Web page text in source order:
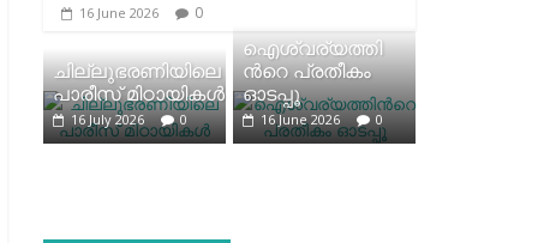
16 June 2026 0
ചില്ലുഭരണിയിലെ
പാരീസ് മിഠായികള്‍
16 July 2026 0
ഐശ്വര്യത്തി
ന്‍റെ പ്രതീകം
ഓടപ്പൂ
16 June 2026 0